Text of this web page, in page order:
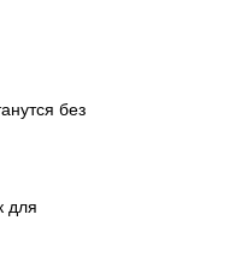
без
для